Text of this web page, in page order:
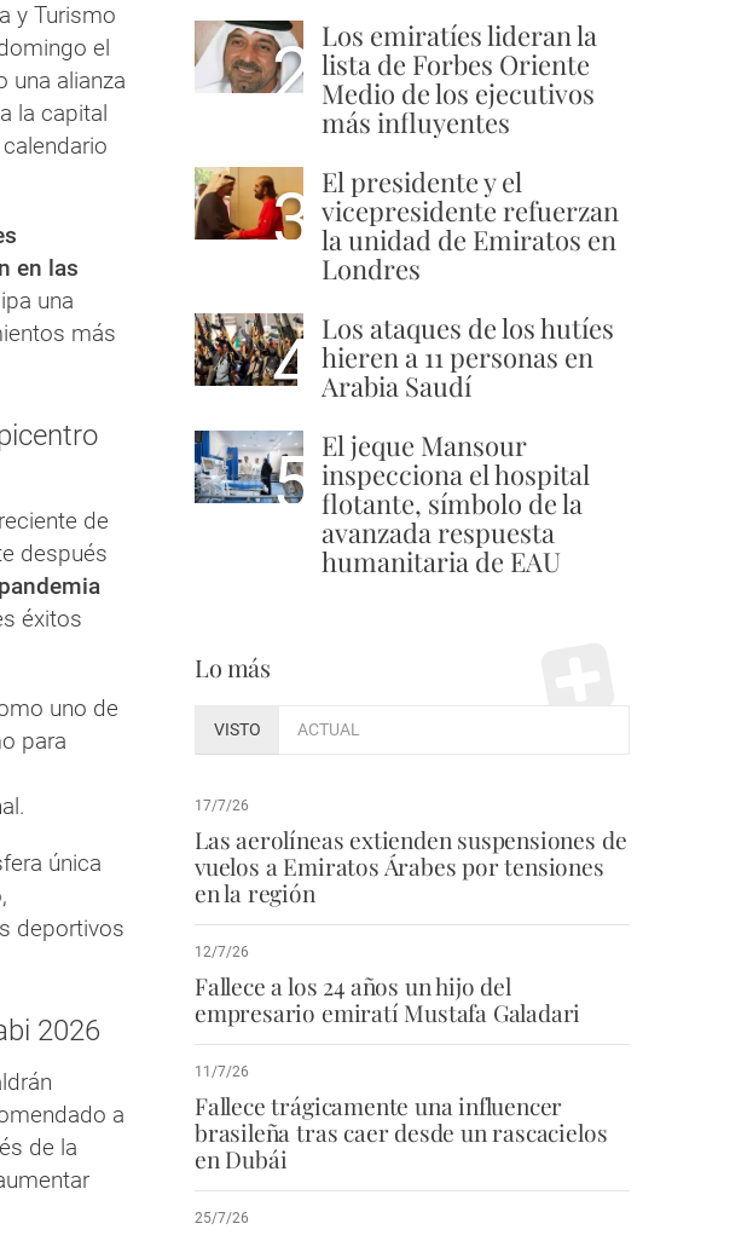
y Turismo
el
una alianza
la capital
en las
una
más
de
después
pandemia
éxitos
uno de
para
única
deportivos
2026
a
de la
2 Los emiratíes lideran la
lista de Forbes Oriente
Medio de los ejecutivos
más influyentes
3 El presidente y el
vicepresidente refuerzan
la unidad de Emiratos en
Londres
4 Los ataques de los hutíes
hieren a 11 personas en
Arabia Saudí
5 El jeque Mansour
inspecciona el hospital
flotante, símbolo de la
avanzada respuesta
humanitaria de EAU
Lo más
VISTO ACTUAL
17/7/26
Las aerolíneas extienden suspensiones de
vuelos a Emiratos Árabes por tensiones
en la región
12/7/26
Fallece a los 24 años un hijo del
empresario emiratí Mustafa Galadari
11/7/26
Fallece trágicamente una influencer
brasileña tras caer desde un rascacielos
en Dubái
25/7/26